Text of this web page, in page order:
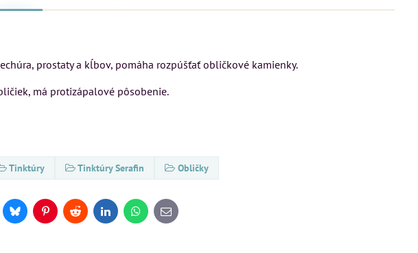
prostaty a kĺbov, pomáha rozpúšťať obličkové kamienky.
má protizápalové pôsobenie.
Tinktúry Tinktúry Serafin Obličky
BlueskyPinterestRedditLinkedInWhatsApp
E-
mail